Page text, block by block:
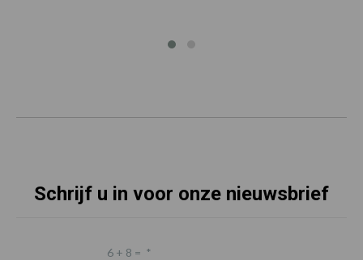
Schrijf u in voor onze nieuwsbrief
6 + 8 = *